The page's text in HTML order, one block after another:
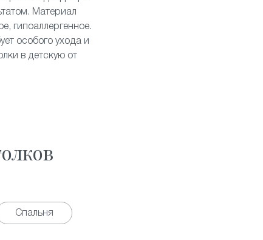
Материал
гипоаллергенное.
особого ухода и
в детскую от
Спальня